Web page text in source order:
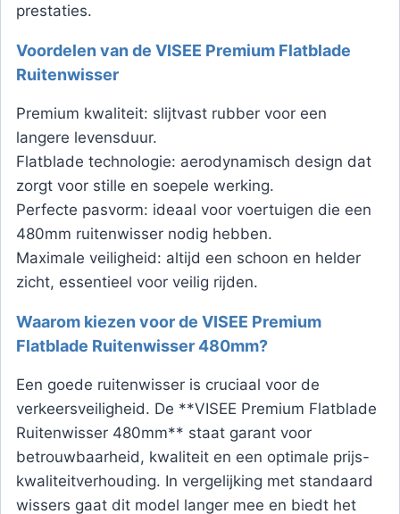
prestaties.
Voordelen van de VISEE Premium Flatblade
Ruitenwisser
Premium kwaliteit: slijtvast rubber voor een
langere levensduur.
Flatblade technologie: aerodynamisch design dat
zorgt voor stille en soepele werking.
Perfecte pasvorm: ideaal voor voertuigen die een
480mm ruitenwisser nodig hebben.
Maximale veiligheid: altijd een schoon en helder
zicht, essentieel voor veilig rijden.
Waarom kiezen voor de VISEE Premium
Flatblade Ruitenwisser 480mm?
Een goede ruitenwisser is cruciaal voor de
verkeersveiligheid. De **VISEE Premium Flatblade
Ruitenwisser 480mm** staat garant voor
betrouwbaarheid, kwaliteit en een optimale prijs-
kwaliteitverhouding. In vergelijking met standaard
wissers gaat dit model langer mee en biedt het